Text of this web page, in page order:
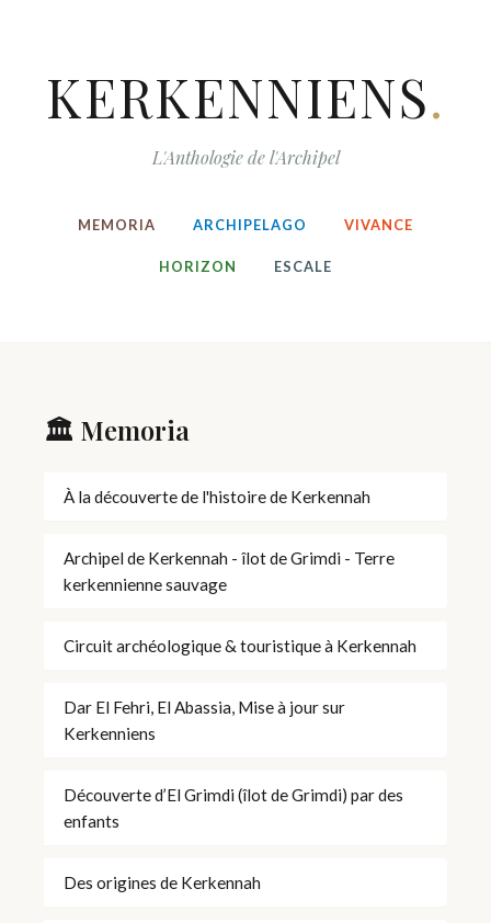
KERKENNIENS.
L'Anthologie de l'Archipel
MEMORIA ARCHIPELAGO VIVANCE
HORIZON ESCALE
🏛️ Memoria
À la découverte de l'histoire de Kerkennah
Archipel de Kerkennah - îlot de Grimdi - Terre
kerkennienne sauvage
Circuit archéologique & touristique à Kerkennah
Dar El Fehri, El Abassia, Mise à jour sur
Kerkenniens
Découverte d’El Grimdi (îlot de Grimdi) par des
enfants
Des origines de Kerkennah